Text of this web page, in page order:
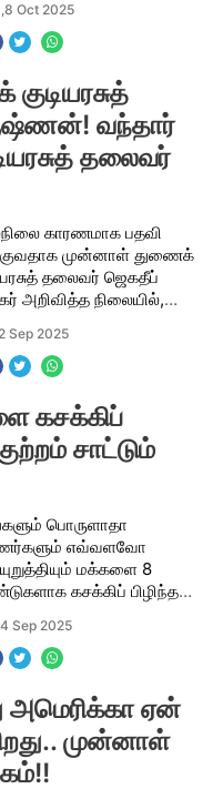
ஏற்றி வைப்பவர்கள்.
வேதங்களையும்
Oct 2025
வந்தார்
தலைவர்
காரணமாக பதவி
முன்னாள் துணைக்
தலைவர் ஜெகதீப்
அறிவித்த நிலையில்,
தேர்தல்
பாஜக கூட்டணி
Sep 2025
கசக்கிப்
சாட்டும்
பொருளாதா
எவ்வளவோ
மக்களை 8
கசக்கிப் பிழிந்தது
வந்துள்ள மாற்றத்தை
என்று முன்னாள்
Sep 2025
அமெரிக்கா ஏன்
முன்னாள்